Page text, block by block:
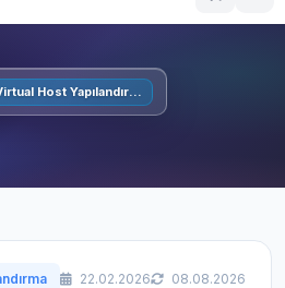
SSL Virtual Host Yapılandırması
22.02.2026
08.08.2026